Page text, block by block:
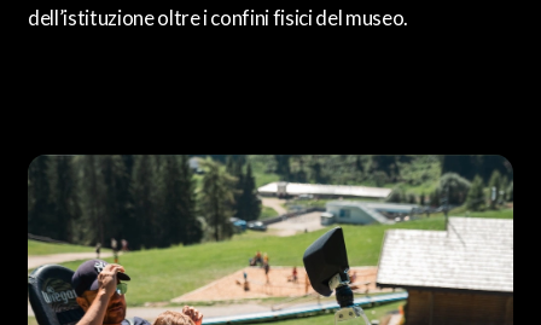
dell’istituzione oltre i confini fisici del museo.